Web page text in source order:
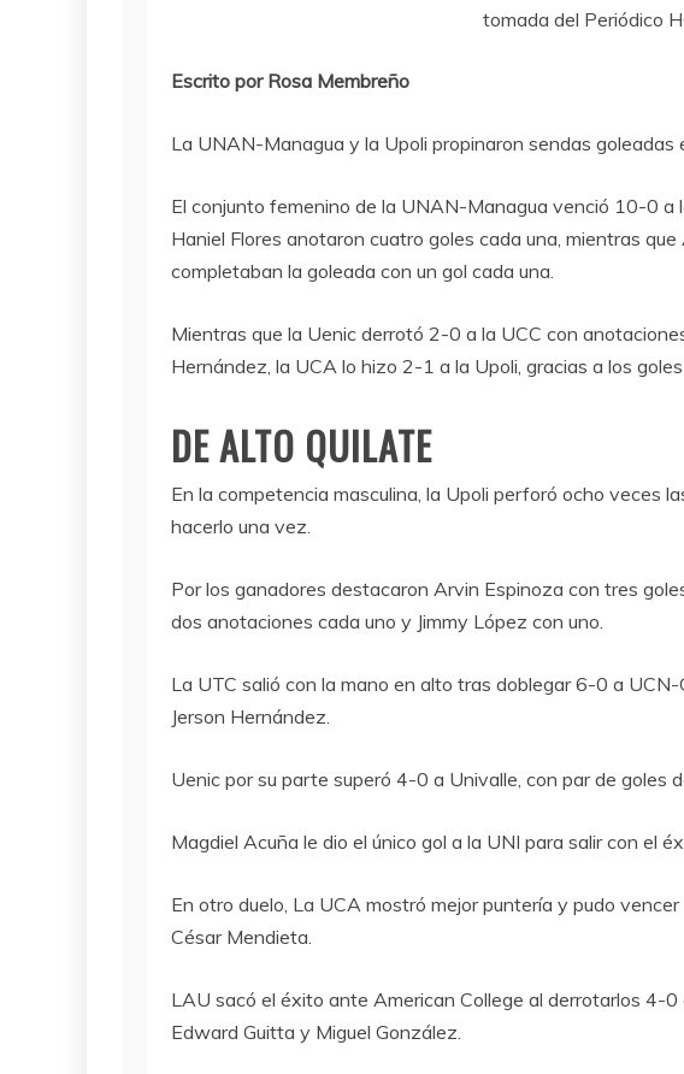
tomada del Periódico
Escrito por Rosa Membreño
La UNAN-Managua y la Upoli propinaron sendas goleadas
El conjunto femenino de la UNAN-Managua venció 10-0 a
Haniel Flores anotaron cuatro goles cada una, mientras
completaban la goleada con un gol cada una.
Mientras que la Uenic derrotó 2-0 a la UCC con
Hernández, la UCA lo hizo 2-1 a la Upoli, gracias a los
DE ALTO QUILATE
En la competencia masculina, la Upoli perforó ocho veces
hacerlo una vez.
Por los ganadores destacaron Arvin Espinoza con tres
dos anotaciones cada uno y Jimmy López con uno.
La UTC salió con la mano en alto tras doblegar 6-0 a
Jerson Hernández.
Uenic por su parte superó 4-0 a Univalle, con par de goles
Magdiel Acuña le dio el único gol a la UNI para salir con el
En otro duelo, La UCA mostró mejor puntería y pudo
César Mendieta.
LAU sacó el éxito ante American College al derrotarlos 4-0
Edward Guitta y Miguel González.